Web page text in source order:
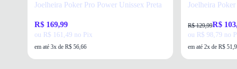
Joelheira Poker Pro Power Unissex Preta
R$ 169,99
ou R$ 161,49 no Pix
em até 3x de R$ 56,66
Joelheira
R$ 129,99R$
ou R$ 98,79 no
em até 2x de R$